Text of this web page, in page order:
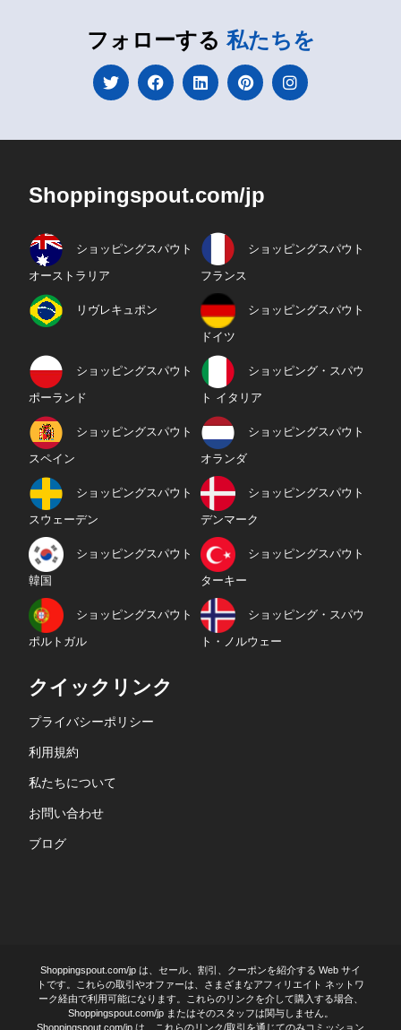
フォローする 私たちを
Shoppingspout.com/jp
ショッピングスパウト
オーストラリア
ショッピングスパウト
フランス
リヴレキュポン ショッピングスパウト
ドイツ
ショッピングスパウト
ポーランド
ショッピング・スパウ
ト イタリア
ショッピングスパウト
スペイン
ショッピングスパウト
オランダ
ショッピングスパウト
スウェーデン
ショッピングスパウト
デンマーク
ショッピングスパウト
韓国
ショッピングスパウト
ターキー
ショッピングスパウト
ポルトガル
ショッピング・スパウ
ト・ノルウェー
クイックリンク
プライバシーポリシー
利用規約
私たちについて
お問い合わせ
ブログ
Shoppingspout.com/jp は、セール、割引、クーポンを紹介する Web サイ
トです。これらの取引やオファーは、さまざまなアフィリエイト ネットワ
ーク経由で利用可能になります。これらのリンクを介して購入する場合、
Shoppingspout.com/jp またはそのスタッフは関与しません。
Shoppingspout.com/jp は、これらのリンク/取引を通じてのみコミッション